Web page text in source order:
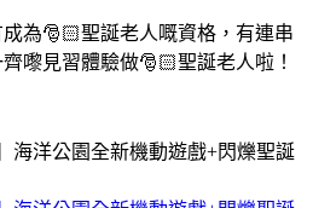
為🎅🏻聖誕老人嘅資格，有連串
嚟見習體驗做🎅🏻聖誕老人啦！